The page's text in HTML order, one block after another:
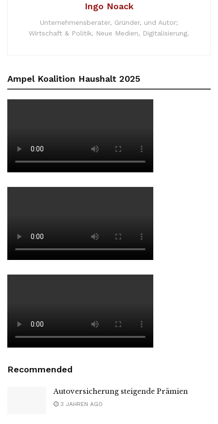
Ingo Noack
Unternehmensberater, Gründer, und Autor;
Wirtschaft & Politik, Neue Medien, Digitalisierung.
Ampel Koalition Haushalt 2025
Recommended
Autoversicherung steigende Prämien
3 JAHREN AGO